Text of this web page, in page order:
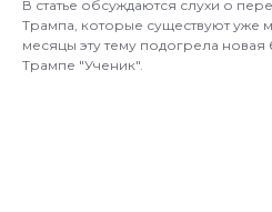
В статье обсуждаются слухи о
Трампа, которые существуют уже
месяцы эту тему подогрела
Трампе "Ученик".